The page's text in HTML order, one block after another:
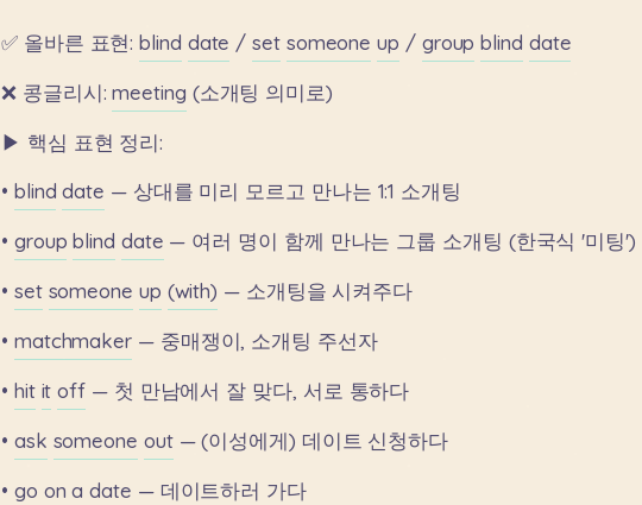
✅ 올바른 표현: blind date / set someone up / group blind date
❌ 콩글리시: meeting (소개팅 의미로)
▶ 핵심 표현 정리:
• blind date — 상대를 미리 모르고 만나는 1:1 소개팅
• group blind date — 여러 명이 함께 만나는 그룹 소개팅 (한국식 '미팅')
• set someone up (with) — 소개팅을 시켜주다
• matchmaker — 중매쟁이, 소개팅 주선자
• hit it off — 첫 만남에서 잘 맞다, 서로 통하다
• ask someone out — (이성에게) 데이트 신청하다
• go on a date — 데이트하러 가다